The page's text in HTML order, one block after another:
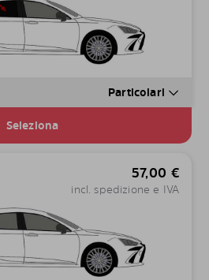
Particolari
Seleziona
57,00 €
incl. spedizione e IVA